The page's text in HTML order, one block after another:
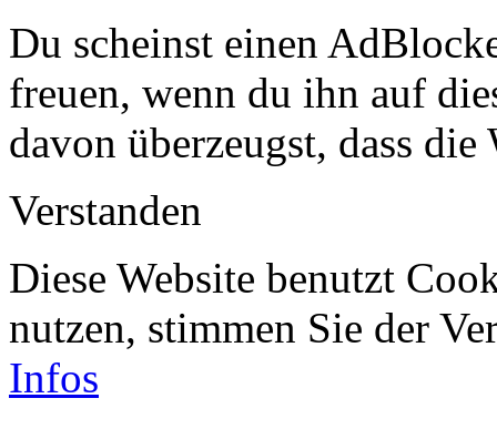
Du scheinst einen
freuen, wenn du ihn auf
davon überzeugst, dass
Verstanden
Diese Website benutzt
nutzen, stimmen Sie der
Infos